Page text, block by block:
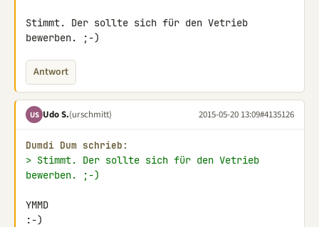
Stimmt. Der sollte sich für den Vetrieb
bewerben. ;-)
Antwort
US Udo S.(urschmitt) 2015-05-20 13:09#4135126
Dumdi Dum schrieb:
> Stimmt. Der sollte sich für den Vetrieb
bewerben. ;-)
YMMD
:-)